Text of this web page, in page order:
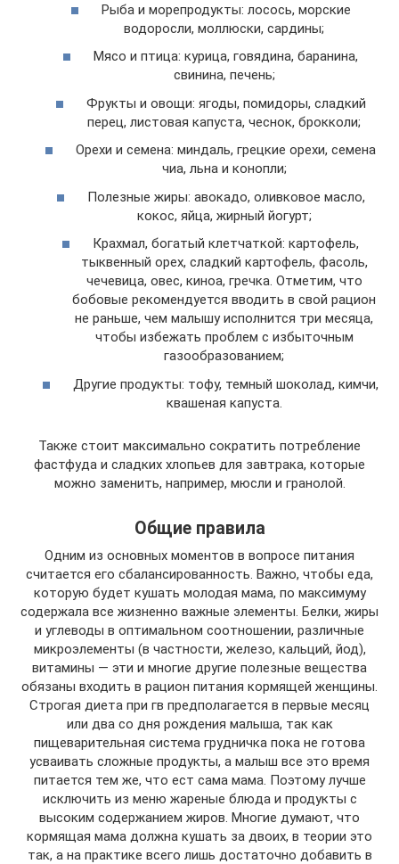
Рыба и морепродукты: лосось, морские
водоросли, моллюски, сардины;
Мясо и птица: курица, говядина, баранина,
свинина, печень;
Фрукты и овощи: ягоды, помидоры, сладкий
перец, листовая капуста, чеснок, брокколи;
Орехи и семена: миндаль, грецкие орехи, семена
чиа, льна и конопли;
Полезные жиры: авокадо, оливковое масло,
кокос, яйца, жирный йогурт;
Крахмал, богатый клетчаткой: картофель,
тыквенный орех, сладкий картофель, фасоль,
чечевица, овес, киноа, гречка. Отметим, что
бобовые рекомендуется вводить в свой рацион
не раньше, чем малышу исполнится три месяца,
чтобы избежать проблем с избыточным
газообразованием;
Другие продукты: тофу, темный шоколад, кимчи,
квашеная капуста.
Также стоит максимально сократить потребление
фастфуда и сладких хлопьев для завтрака, которые
можно заменить, например, мюсли и гранолой.
Общие правила
Одним из основных моментов в вопросе питания
считается его сбалансированность. Важно, чтобы еда,
которую будет кушать молодая мама, по максимуму
содержала все жизненно важные элементы. Белки, жиры
и углеводы в оптимальном соотношении, различные
микроэлементы (в частности, железо, кальций, йод),
витамины — эти и многие другие полезные вещества
обязаны входить в рацион питания кормящей женщины.
Строгая диета при гв предполагается в первые месяц
или два со дня рождения малыша, так как
пищеварительная система грудничка пока не готова
усваивать сложные продукты, а малыш все это время
питается тем же, что ест сама мама. Поэтому лучше
исключить из меню жареные блюда и продукты с
высоким содержанием жиров. Многие думают, что
кормящая мама должна кушать за двоих, в теории это
так, а на практике всего лишь достаточно добавить в